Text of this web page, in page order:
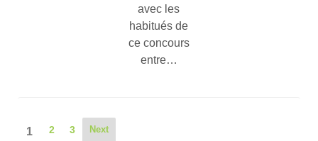
avec les
habitués de
ce concours
entre…
1 2 3 Next